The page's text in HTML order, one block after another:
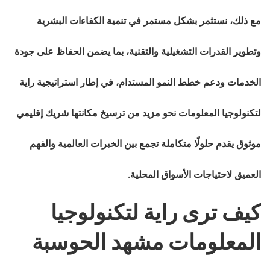
مع ذلك، نستثمر بشكل مستمر في تنمية الكفاءات البشرية
وتطوير القدرات التشغيلية والتقنية، بما يضمن الحفاظ على جودة
الخدمات ودعم خطط النمو المستدام، في إطار استراتيجية راية
لتكنولوجيا المعلومات نحو مزيد من ترسيخ مكانتها شريك إقليمي
موثوق يقدم حلولًا متكاملة تجمع بين الخبرات العالمية والفهم
العميق لاحتياجات الأسواق المحلية.
كيف ترى راية لتكنولوجيا
المعلومات مشهد الحوسبة